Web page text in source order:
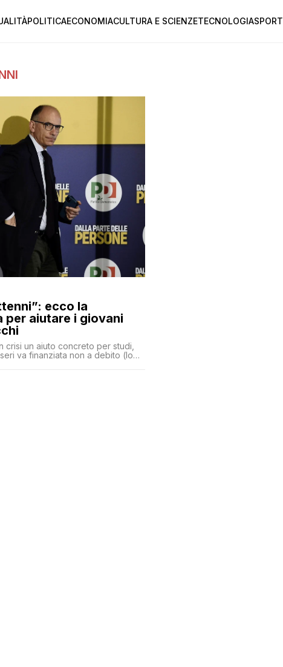
POLITICAECONOMIACULTURA E SCIENZETECNOLOGIASPORT
ecco la
per aiutare i giovani
crisi un aiuto concreto per studi,
va finanziata non a debito (lo